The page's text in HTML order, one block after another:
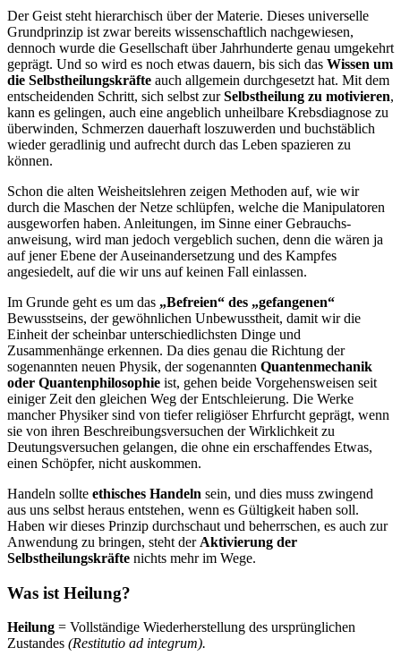
Der Geist steht hierarchisch über der Materie. Dieses universelle
Grundprinzip ist zwar bereits wissenschaftlich nachgewiesen,
dennoch wurde die Gesellschaft über Jahrhunderte genau umgekehrt
geprägt. Und so wird es noch etwas dauern, bis sich das Wissen um
die Selbstheilungskräfte auch allgemein durchgesetzt hat. Mit dem
entscheidenden Schritt, sich selbst zurSelbstheilung zu motivieren,
kann es gelingen, auch eine angeblich unheilbare Krebsdiagnose zu
überwinden, Schmerzen dauerhaft loszuwerden und buchstäblich
wieder geradlinig und aufrecht durch das Leben spazieren zu
können.
Schon die alten Weisheitslehren zeigen Methoden auf, wie wir
durch die Maschen der Netze schlüpfen, welche die Manipulatoren
ausgeworfen haben. Anleitungen, im Sinne einer Gebrauchs­
anweisung, wird man jedoch vergeblich suchen, denn die wären ja
auf jener Ebene der Auseinander­setzung und des Kampfes
angesiedelt, auf die wir uns auf keinen Fall einlassen.
Im Grunde geht es um das „Befreien“ des „gefangenen“
Bewusstseins, der gewöhnlichen Unbe­wusstheit, damit wir die
Einheit der scheinbar unterschiedlichsten Dinge und
Zusammenhänge erkennen. Da dies genau die Richtung der
sogenannten neuen Physik, der sogenannten Quantenmechanik
oder Quantenphilosophie ist, gehen beide Vorgehensweisen seit
einiger Zeit den gleichen Weg der Entschleierung. Die Werke
mancher Physiker sind von tiefer religiöser Ehrfurcht geprägt, wenn
sie von ihren Beschreibungsversuchen der Wirklichkeit zu
Deutungsversuchen gelangen, die ohne ein erschaffendes Etwas,
einen Schöpfer, nicht auskommen.
Handeln sollte ethisches Handeln sein, und dies muss zwingend
aus uns selbst heraus entstehen, wenn es Gültigkeit haben soll.
Haben wir dieses Prinzip durchschaut und beherrschen, es auch zur
Anwendung zu bringen, steht der Aktivierung der
Selbstheilungskräfte nichts mehr im Wege.
Was ist Heilung?
Heilung = Vollständige Wiederherstellung des ursprünglichen
Zustandes (Restitutio ad integrum).